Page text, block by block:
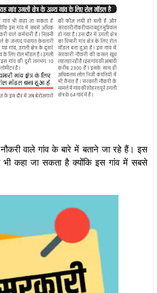
वाले गांव के बारे में बताने जा रहे हैं। इस
भी कहा जा सकता है क्योंकि इस गांव में सबसे